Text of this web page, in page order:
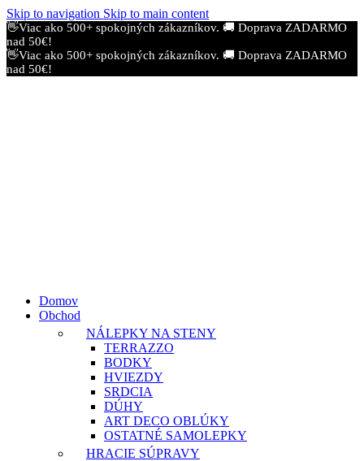
Skip to navigation Skip to main content
👋Viac ako 500+ spokojných zákazníkov. 🚚 Doprava ZADARMO
nad 50€!
👋Viac ako 500+ spokojných zákazníkov. 🚚 Doprava ZADARMO
nad 50€!
Domov
Obchod
NÁLEPKY NA STENY
TERRAZZO
BODKY
HVIEZDY
SRDCIA
DÚHY
ART DECO OBLÚKY
OSTATNÉ SAMOLEPKY
HRACIE SÚPRAVY